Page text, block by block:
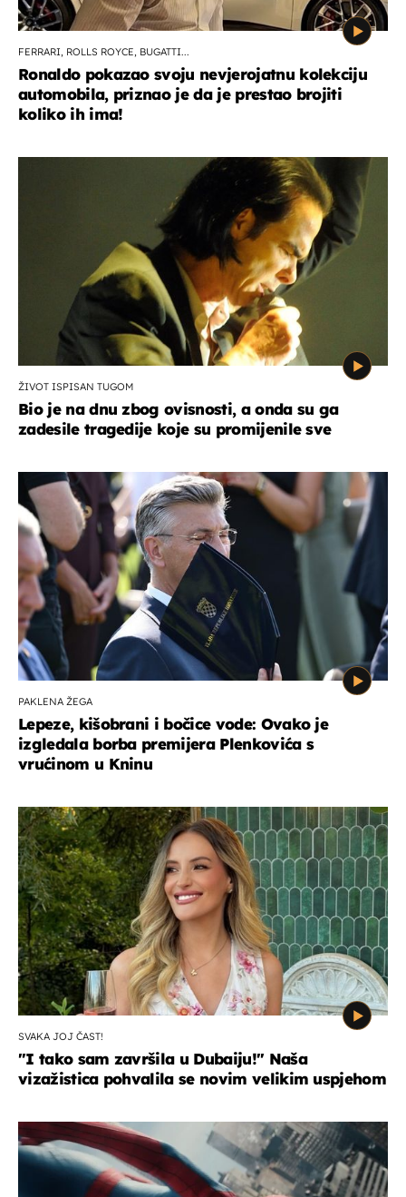
FERRARI, ROLLS ROYCE, BUGATTI...
Ronaldo pokazao svoju nevjerojatnu kolekciju
automobila, priznao je da je prestao brojiti
koliko ih ima!
ŽIVOT ISPISAN TUGOM
Bio je na dnu zbog ovisnosti, a onda su ga
zadesile tragedije koje su promijenile sve
PAKLENA ŽEGA
Lepeze, kišobrani i bočice vode: Ovako je
izgledala borba premijera Plenkovića s
vrućinom u Kninu
SVAKA JOJ ČAST!
"I tako sam završila u Dubaiju!" Naša
vizažistica pohvalila se novim velikim uspjehom